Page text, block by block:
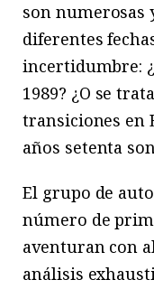
son numerosas
diferentes
incertidumbre:
1989? ¿O se
transiciones en
años setenta
El grupo de
número de
aventuran con
análisis